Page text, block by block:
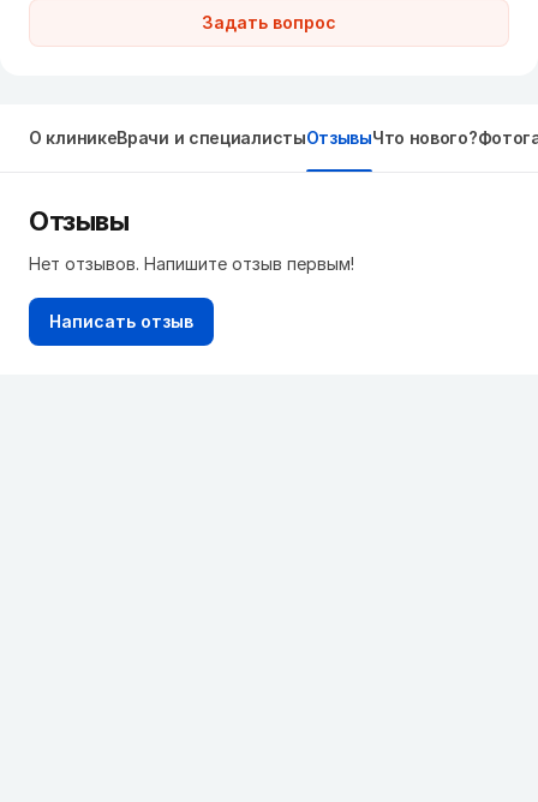
Задать вопрос
О клиникеВрачи и специалистыОтзывыЧто нового?
Отзывы
Нет отзывов. Напишите отзыв первым!
Написать отзыв